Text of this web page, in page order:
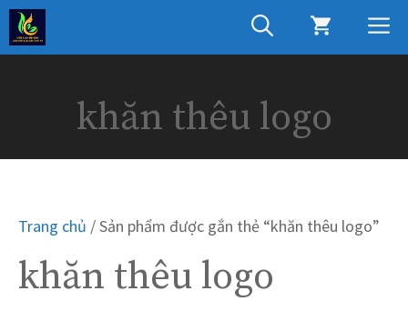
Chuyển
đến
nội
khăn thêu logo
Trang chủ / Sản phẩm được gắn thẻ “khăn thêu logo”
khăn thêu logo